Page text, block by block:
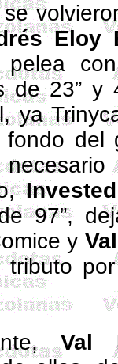
Eloy
pelea
de23” y
ya
del
Invested
de97”,
y Val
tributo
Val